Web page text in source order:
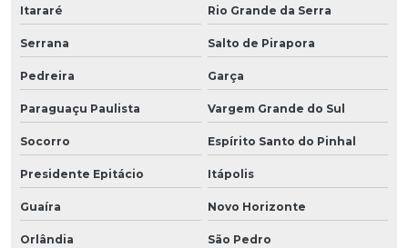
Itararé Rio Grande da Serra
Serrana Salto de Pirapora
Pedreira Garça
Paraguaçu Paulista Vargem Grande do Sul
Socorro Espírito Santo do Pinhal
Presidente Epitácio Itápolis
Guaíra Novo Horizonte
Orlândia São Pedro